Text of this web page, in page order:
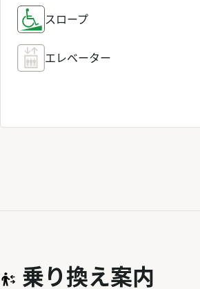
スロープ
エレベーター
乗り換え案内